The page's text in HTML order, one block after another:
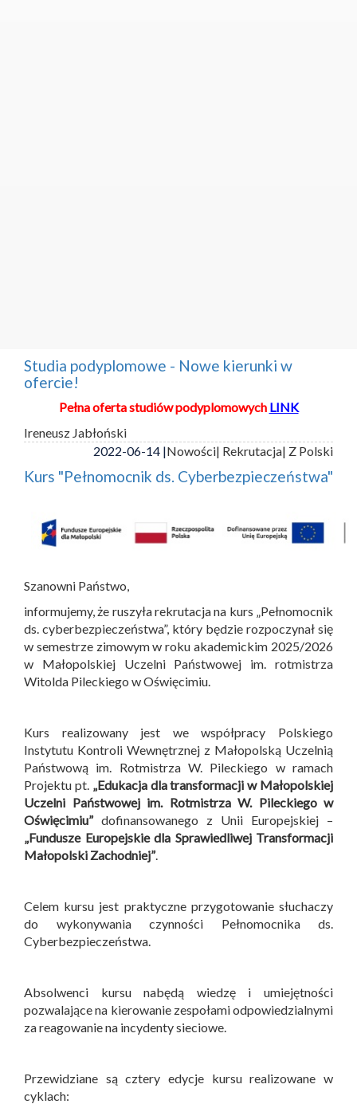
Studia podyplomowe - Nowe kierunki w
ofercie!
Pełna oferta studiów podyplomowych LINK
Ireneusz Jabłoński
2022-06-14 |Nowości| Rekrutacja| Z Polski
Kurs "Pełnomocnik ds. Cyberbezpieczeństwa"
Szanowni Państwo,
informujemy, że ruszyła rekrutacja na kurs „Pełnomocnik
ds. cyberbezpieczeństwa”, który będzie rozpoczynał się
w semestrze zimowym w roku akademickim 2025/2026
w Małopolskiej Uczelni Państwowej im. rotmistrza
Witolda Pileckiego w Oświęcimiu.
Kurs realizowany jest we współpracy Polskiego
Instytutu Kontroli Wewnętrznej z Małopolską Uczelnią
Państwową im. Rotmistrza W. Pileckiego w ramach
Projektu pt. „Edukacja dla transformacji w Małopolskiej
Uczelni Państwowej im. Rotmistrza W. Pileckiego w
Oświęcimiu”dofinansowanego z Unii Europejskiej –
„Fundusze Europejskie dla Sprawiedliwej Transformacji
Małopolski Zachodniej”.
Celem kursu jest praktyczne przygotowanie słuchaczy
do wykonywania czynności Pełnomocnika ds.
Cyberbezpieczeństwa.
Absolwenci kursu nabędą wiedzę i umiejętności
pozwalające na kierowanie zespołami odpowiedzialnymi
za reagowanie na incydenty sieciowe.
Przewidziane są cztery edycje kursu realizowane w
cyklach: